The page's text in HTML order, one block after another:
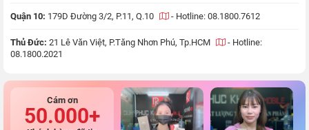
Quận 10: 179D Đường 3/2, P.11, Q.10 - Hotline: 08.1800.7612
Thủ Đức: 21 Lê Văn Việt, P.Tăng Nhơn Phú, Tp.HCM - Hotline:
08.1800.2021
Cám ơn
50.000+